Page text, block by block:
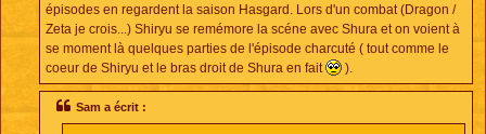
épisodes en regardent la saison Hasgard. Lors d'un combat (Dragon /
Zeta je crois...) Shiryu se remémore la scéne avec Shura et on voient à
se moment là quelques parties de l'épisode charcuté ( tout comme le
coeur de Shiryu et le bras droit de Shura en fait
).
Sam a écrit :